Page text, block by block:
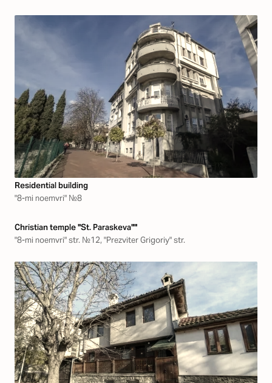
Residential building
"8-mi noemvri" №8
Christian temple "St. Paraskeva""
"8-mi noemvri" str. №12, "Prezviter Grigoriy" str.